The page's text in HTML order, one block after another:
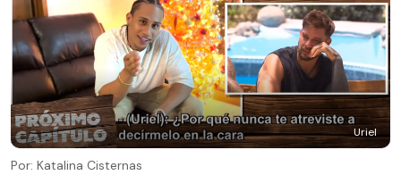
Uriel
Por: Katalina Cisternas